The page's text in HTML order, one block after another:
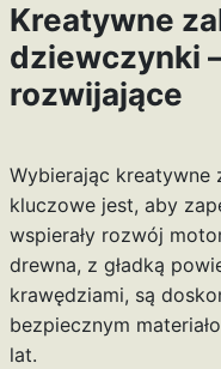
Kreatywne
dziewczynki
rozwijające
Wybierając kreatywne
kluczowe jest, aby
wspierały rozwój
drewna, z gładką
krawędziami, są
bezpiecznym
lat.